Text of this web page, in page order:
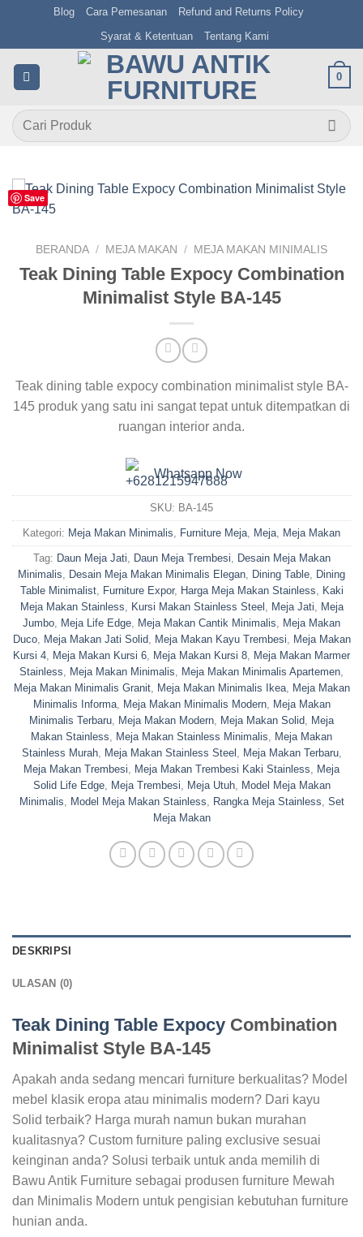
content
Blog Cara Pemesanan
Refund and Returns Policy
Syarat & Ketentuan
Tentang Kami
0
Pencarian
untuk:
Save
BERANDA / MEJA MAKAN / MEJA MAKAN MINIMALIS
Teak Dining Table Expocy Combination
Minimalist Style BA-145
Teak dining table expocy combination minimalist style BA-
145 produk yang satu ini sangat tepat untuk ditempatkan di
ruangan interior anda.
Whatsapp Now
SKU: BA-145
Kategori: Meja Makan Minimalis Furniture Meja Meja Meja Makan
Tag: Daun Meja Jati Daun Meja Trembesi
Desain Meja Makan
Minimalis
Desain Meja Makan Minimalis Elegan Dining Table
Dining
Table Minimalist, Furniture Expor, Harga Meja Makan Stainless
Kaki
Meja Makan Stainless
Kursi Makan Stainless Steel Meja Jati
Meja
Jumbo
Meja Life Edge Meja Makan Cantik Minimalis
Meja Makan
Duco, Meja Makan Jati Solid Meja Makan Kayu Trembesi
Meja Makan
Kursi 4
Meja Makan Kursi 6 Meja Makan Kursi 8
Meja Makan Marmer
Stainless
Meja Makan Minimalis Meja Makan Minimalis Apartemen
Meja Makan Minimalis Granit, Meja Makan Minimalis Ikea,
Meja Makan
Minimalis Informa, Meja Makan Minimalis Modern,
Meja Makan
Minimalis Terbaru
Meja Makan Modern Meja Makan Solid
Meja
Makan Stainless
Meja Makan Stainless Minimalis
Meja Makan
Stainless Murah, Meja Makan Stainless Steel Meja Makan Terbaru,
Meja Makan Trembesi
Meja Makan Trembesi Kaki Stainless
Meja
Solid Life Edge, Meja Trembesi Meja Utuh,
Model Meja Makan
Minimalis
Model Meja Makan Stainless Rangka Meja Stainless Set
Meja Makan
DESKRIPSI
ULASAN (0)
Teak Dining Table Expocy Combination
Minimalist Style BA-145
Apakah anda sedang mencari furniture berkualitas? Model
mebel klasik eropa atau minimalis modern? Dari kayu
Solid terbaik? Harga murah namun bukan murahan
kualitasnya? Custom furniture paling exclusive sesuai
keinginan anda? Solusi terbaik untuk anda memilih di
Bawu Antik Furniture sebagai produsen furniture Mewah
dan Minimalis Modern untuk pengisian kebutuhan furniture
hunian anda.